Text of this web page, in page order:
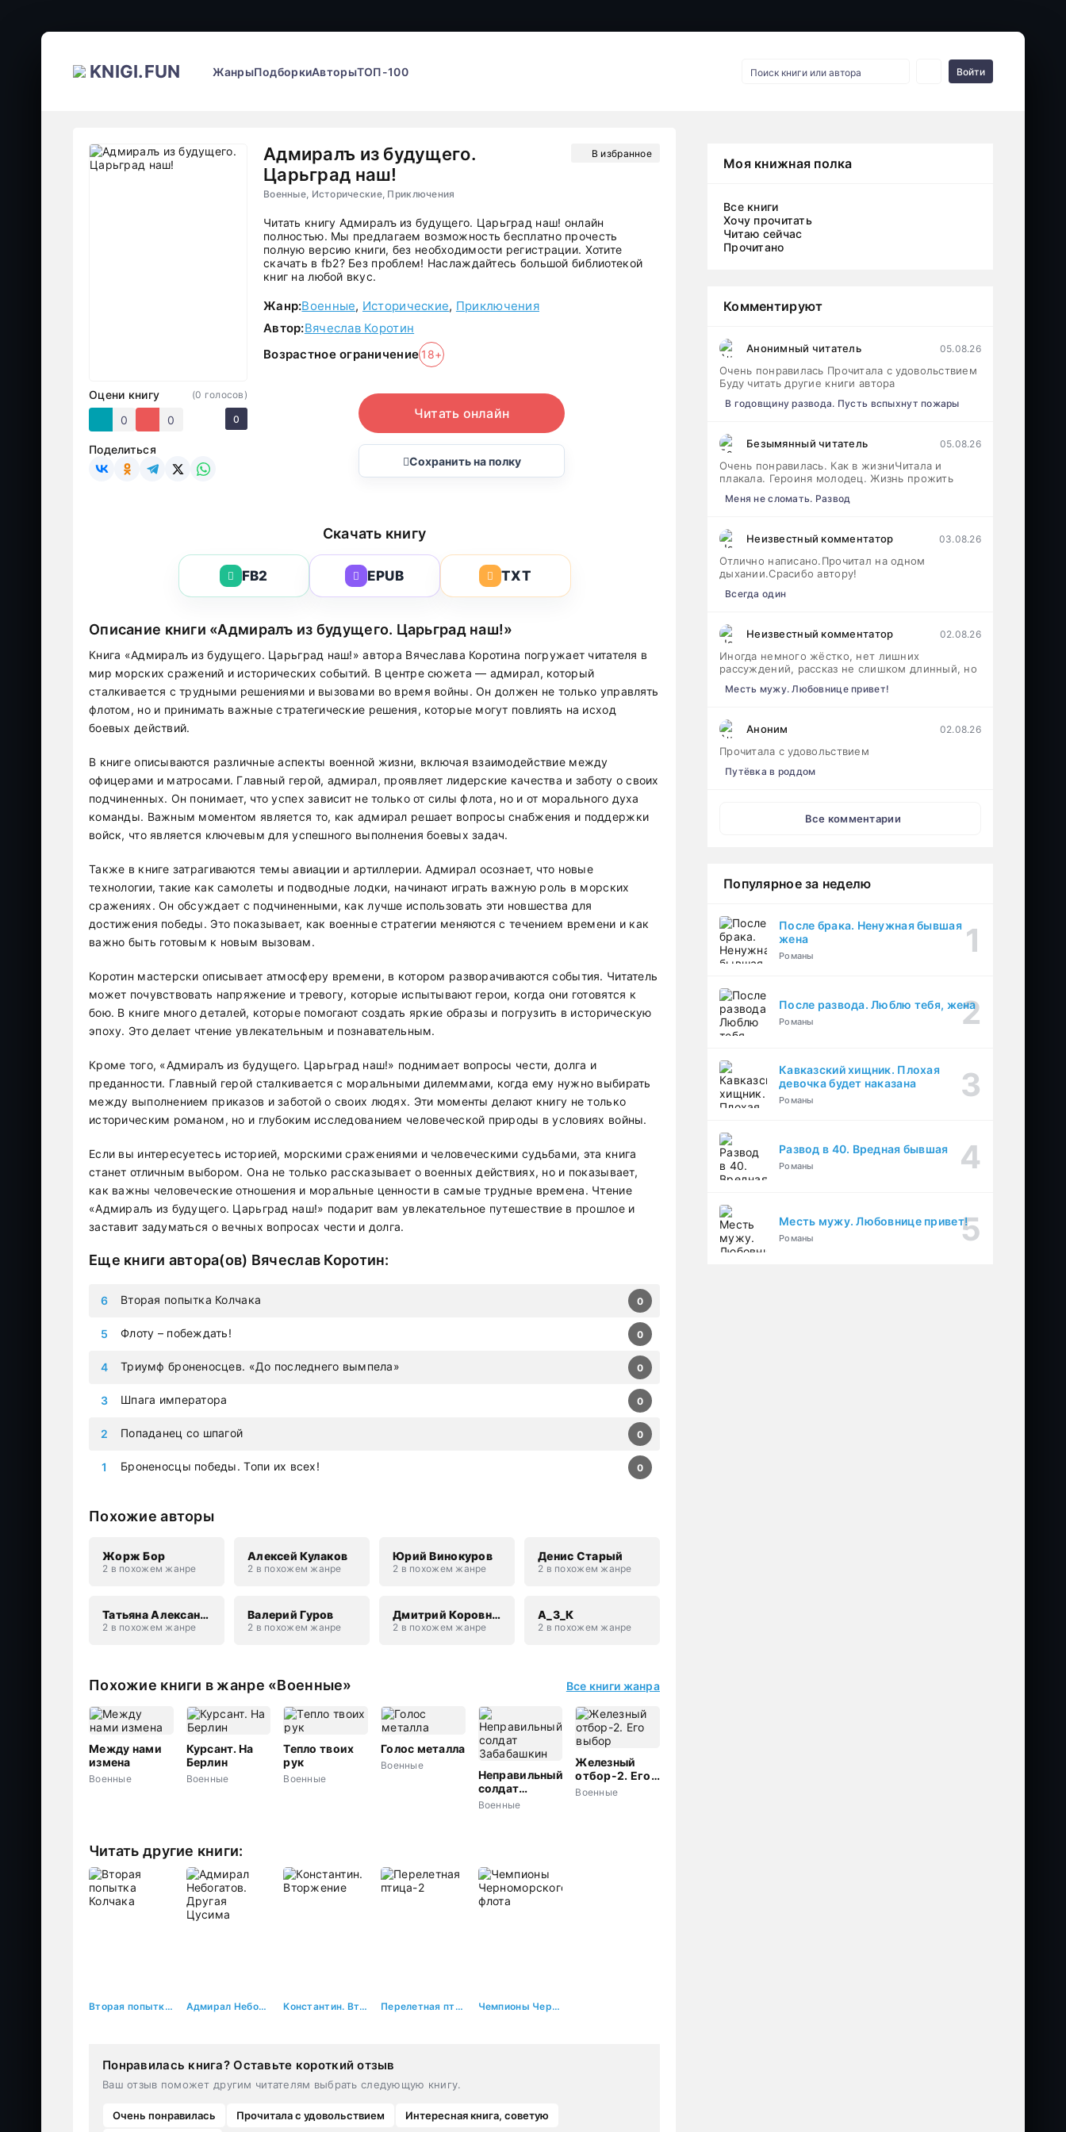
KNIGI.FUN ЖанрыПодборкиАвторыТОП-100 Войти
Адмиралъ из будущего.
Царьград наш!
Военные, Исторические, Приключения
В избранное
Оцени книгу
0
0
(0 голосов)
0
Поделиться
Читать книгу Адмиралъ из будущего. Царьград наш! онлайн
полностью. Мы предлагаем возможность бесплатно прочесть
полную версию книги, без необходимости регистрации. Хотите
скачать в fb2? Без проблем! Наслаждайтесь большой библиотекой
книг на любой вкус.
Жанр:Военные, Исторические, Приключения
Автор:Вячеслав Коротин
Возрастное ограничение 18+
Читать онлайн
Сохранить на полку
Скачать книгу
FB2 EPUB TXT
Описание книги «Адмиралъ из будущего. Царьград наш!»
Книга «Адмиралъ из будущего. Царьград наш!» автора Вячеслава Коротина погружает читателя в
мир морских сражений и исторических событий. В центре сюжета — адмирал, который
сталкивается с трудными решениями и вызовами во время войны. Он должен не только управлять
флотом, но и принимать важные стратегические решения, которые могут повлиять на исход
боевых действий.
В книге описываются различные аспекты военной жизни, включая взаимодействие между
офицерами и матросами. Главный герой, адмирал, проявляет лидерские качества и заботу о своих
подчиненных. Он понимает, что успех зависит не только от силы флота, но и от морального духа
команды. Важным моментом является то, как адмирал решает вопросы снабжения и поддержки
войск, что является ключевым для успешного выполнения боевых задач.
Также в книге затрагиваются темы авиации и артиллерии. Адмирал осознает, что новые
технологии, такие как самолеты и подводные лодки, начинают играть важную роль в морских
сражениях. Он обсуждает с подчиненными, как лучше использовать эти новшества для
достижения победы. Это показывает, как военные стратегии меняются с течением времени и как
важно быть готовым к новым вызовам.
Коротин мастерски описывает атмосферу времени, в котором разворачиваются события. Читатель
может почувствовать напряжение и тревогу, которые испытывают герои, когда они готовятся к
бою. В книге много деталей, которые помогают создать яркие образы и погрузить в историческую
эпоху. Это делает чтение увлекательным и познавательным.
Кроме того, «Адмиралъ из будущего. Царьград наш!» поднимает вопросы чести, долга и
преданности. Главный герой сталкивается с моральными дилеммами, когда ему нужно выбирать
между выполнением приказов и заботой о своих людях. Эти моменты делают книгу не только
историческим романом, но и глубоким исследованием человеческой природы в условиях войны.
Если вы интересуетесь историей, морскими сражениями и человеческими судьбами, эта книга
станет отличным выбором. Она не только рассказывает о военных действиях, но и показывает,
как важны человеческие отношения и моральные ценности в самые трудные времена. Чтение
«Адмиралъ из будущего. Царьград наш!» подарит вам увлекательное путешествие в прошлое и
заставит задуматься о вечных вопросах чести и долга.
Еще книги автора(ов) Вячеслав Коротин:
Броненосцы победы. Топи их всех! 0
Попаданец со шпагой 0
Шпага императора 0
Триумф броненосцев. «До последнего вымпела» 0
Флоту – побеждать! 0
Вторая попытка Колчака 0
Похожие авторы
Жорж Бор
2 в похожем жанре
Алексей Кулаков
2 в похожем жанре
Юрий Винокуров
2 в похожем жанре
Денис Старый
2 в похожем жанре
Татьяна Александровна Захарова
2 в похожем жанре
Валерий Гуров
2 в похожем жанре
Дмитрий Коровников
2 в похожем жанре
А_З_К
2 в похожем жанре
Похожие книги в жанре «Военные» Все книги жанра
Между нами
измена
Военные
Курсант. На
Берлин
Военные
Тепло твоих
рук
Военные
Голос металла
Военные
Неправильный
солдат
Забабашкин
Военные
Железный
отбор-2. Его
выбор
Военные
Читать другие книги:
Вторая попытка Колчака Адмирал Небогатов. Другая Цусима Константин. Вторжение Перелетная птица-2 Чемпионы Черноморского флота
Понравилась книга? Оставьте короткий отзыв
Ваш отзыв поможет другим читателям выбрать следующую книгу.
Очень понравилась Прочитала с удовольствием
Интересная книга, советую
Моя книжная полка
Все книги
Хочу прочитать
Читаю сейчас
Прочитано
Комментируют
Анонимный читатель 05.08.26
Очень понравилась Прочитала с удовольствием
Буду читать другие книги автора
В годовщину развода. Пусть вспыхнут пожары
Безымянный читатель 05.08.26
Очень понравилась. Как в жизниЧитала и
плакала. Героиня молодец. Жизнь прожить
Меня не сломать. Развод
Неизвестный комментатор 03.08.26
Отлично написано.Прочитал на одном
дыхании.Срасибо автору!
Всегда один
Неизвестный комментатор 02.08.26
Иногда немного жёстко, нет лишних
рассуждений, рассказ не слишком длинный, но
Месть мужу. Любовнице привет!
Аноним 02.08.26
Прочитала с удовольствием
Путёвка в роддом
Все комментарии
Популярное за неделю
После брака. Ненужная бывшая
жена
Романы
После развода. Люблю тебя, жена
Романы
Кавказский хищник. Плохая
девочка будет наказана
Романы
Развод в 40. Вредная бывшая
Романы
Месть мужу. Любовнице привет!
Романы